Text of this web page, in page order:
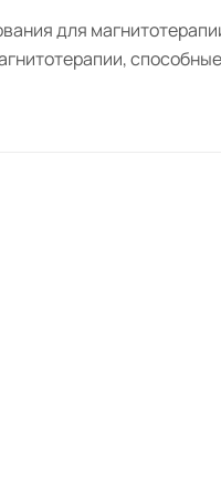
для
строго следит за
и доверие в